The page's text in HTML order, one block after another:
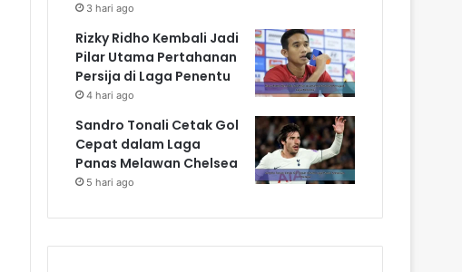
3 hari ago
Rizky Ridho Kembali Jadi
Pilar Utama Pertahanan
Persija di Laga Penentu
4 hari ago
Sandro Tonali Cetak Gol
Cepat dalam Laga
Panas Melawan Chelsea
5 hari ago